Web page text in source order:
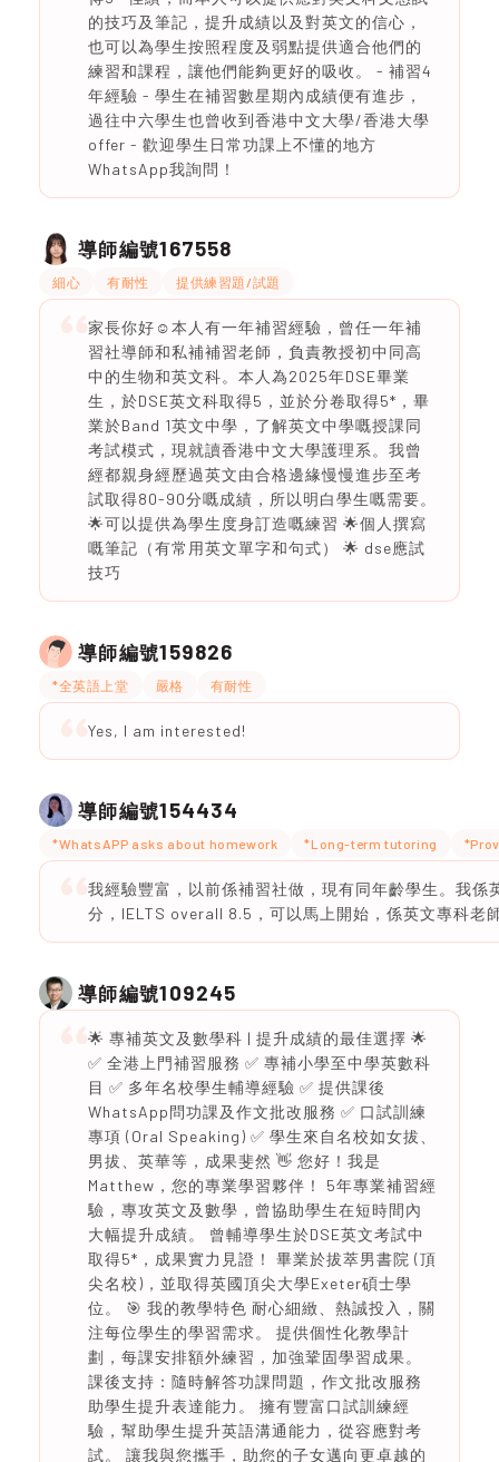
的技巧及筆記，提升成績以及對英文的信心，
也可以為學生按照程度及弱點提供適合他們的
練習和課程，讓他們能夠更好的吸收。 - 補習4
年經驗 - 學生在補習數星期內成績便有進步，
過往中六學生也曾收到香港中文大學/香港大學
offer - 歡迎學生日常功課上不懂的地方
WhatsApp我詢問！
導師編號167558
細心 有耐性 提供練習題/試題
家長你好☺️本人有一年補習經驗，曾任一年補
習社導師和私補補習老師，負責教授初中同高
中的生物和英文科。本人為2025年DSE畢業
生，於DSE英文科取得5，並於分卷取得5*，畢
業於Band 1英文中學，了解英文中學嘅授課同
考試模式，現就讀香港中文大學護理系。我曾
經都親身經歷過英文由合格邊緣慢慢進步至考
試取得80-90分嘅成績，所以明白學生嘅需要。
🌟可以提供為學生度身訂造嘅練習 🌟個人撰寫
嘅筆記（有常用英文單字和句式） 🌟 dse應試
技巧
導師編號159826
*全英語上堂 嚴格 有耐性
Yes, I am interested!
導師編號154434
*WhatsAPP asks about homework *Long-term tutoring
我經驗豐富，以前係補習社做，現有同年齡學生。我係
分，IELTS overall 8.5，可以馬上開始，係英文專科老
導師編號109245
🌟 專補英文及數學科 | 提升成績的最佳選擇 🌟
✅ 全港上門補習服務 ✅ 專補小學至中學英數科
目 ✅ 多年名校學生輔導經驗 ✅ 提供課後
WhatsApp問功課及作文批改服務 ✅ 口試訓練
專項 (Oral Speaking) ✅ 學生來自名校如女拔、
男拔、英華等，成果斐然 👋 您好！我是
Matthew，您的專業學習夥伴！ 5年專業補習經
驗，專攻英文及數學，曾協助學生在短時間內
大幅提升成績。 曾輔導學生於DSE英文考試中
取得5*，成果實力見證！ 畢業於拔萃男書院 (頂
尖名校)，並取得英國頂尖大學Exeter碩士學
位。 🎯 我的教學特色 耐心細緻、熱誠投入，關
注每位學生的學習需求。 提供個性化教學計
劃，每課安排額外練習，加強鞏固學習成果。
課後支持：隨時解答功課問題，作文批改服務
助學生提升表達能力。 擁有豐富口試訓練經
驗，幫助學生提升英語溝通能力，從容應對考
試。 讓我與您攜手，助您的子女邁向更卓越的